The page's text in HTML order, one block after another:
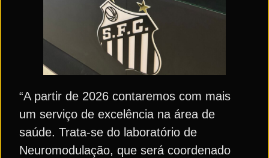
“A partir de 2026 contaremos com mais
um serviço de excelência na área de
saúde. Trata-se do laboratório de
Neuromodulação, que será coordenado